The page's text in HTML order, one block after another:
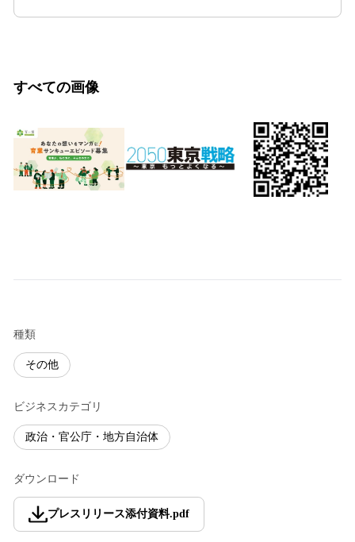
すべての画像
種類
その他
ビジネスカテゴリ
政治・官公庁・地方自治体
ダウンロード
プレスリリース添付資料.pdf